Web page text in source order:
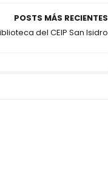
POSTS MÁS RECIENTES
del CEIP San Isidro